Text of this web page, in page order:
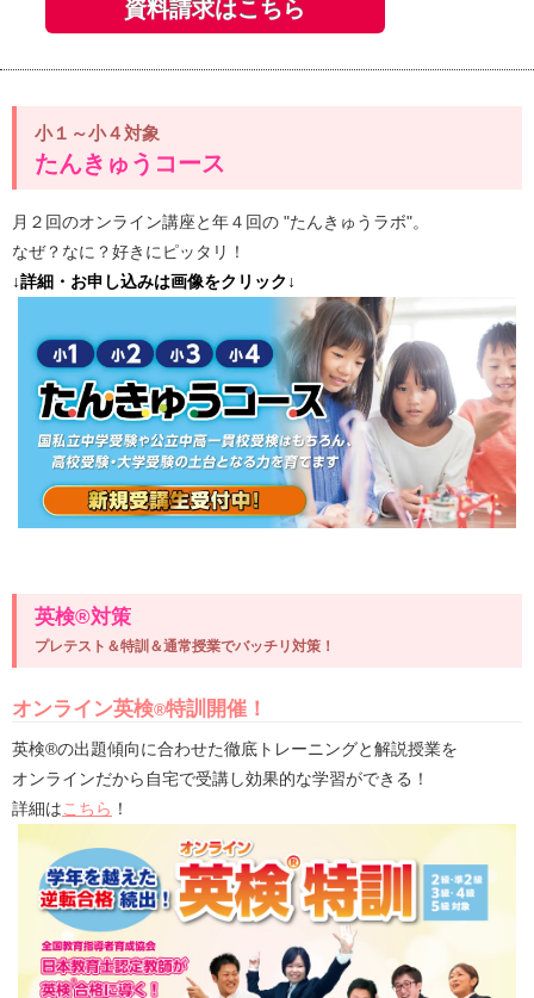
資料請求はこちら
小１～小４対象
たんきゅうコース
月２回のオンライン講座と年４回の "たんきゅうラボ"。
なぜ？なに？好きにピッタリ！
↓詳細・お申し込みは画像をクリック↓
英検®対策
プレテスト＆特訓＆通常授業でバッチリ対策！
オンライン英検®特訓開催！
英検®の出題傾向に合わせた徹底トレーニングと解説授業を
オンラインだから自宅で受講し効果的な学習ができる！
詳細はこちら ！